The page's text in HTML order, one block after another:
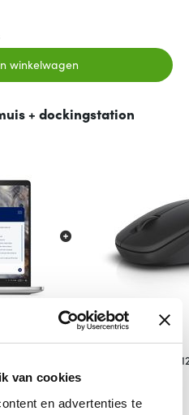
van cookies
en advertenties te
winkelwagen
+ dockingstation
DELL